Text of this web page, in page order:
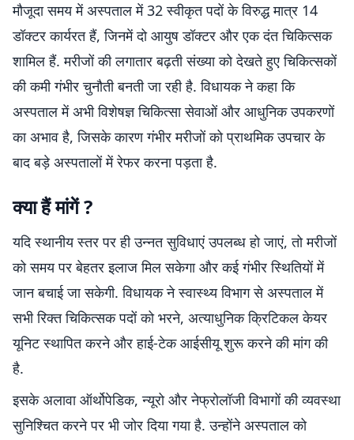
मौजूदा समय में अस्पताल में 32 स्वीकृत पदों के विरुद्ध मात्र 14
डॉक्टर कार्यरत हैं, जिनमें दो आयुष डॉक्टर और एक दंत चिकित्सक
शामिल हैं. मरीजों की लगातार बढ़ती संख्या को देखते हुए चिकित्सकों
की कमी गंभीर चुनौती बनती जा रही है. विधायक ने कहा कि
अस्पताल में अभी विशेषज्ञ चिकित्सा सेवाओं और आधुनिक उपकरणों
का अभाव है, जिसके कारण गंभीर मरीजों को प्राथमिक उपचार के
बाद बड़े अस्पतालों में रेफर करना पड़ता है.
क्या हैं मांगें ?
यदि स्थानीय स्तर पर ही उन्नत सुविधाएं उपलब्ध हो जाएं, तो मरीजों
को समय पर बेहतर इलाज मिल सकेगा और कई गंभीर स्थितियों में
जान बचाई जा सकेगी. विधायक ने स्वास्थ्य विभाग से अस्पताल में
सभी रिक्त चिकित्सक पदों को भरने, अत्याधुनिक क्रिटिकल केयर
यूनिट स्थापित करने और हाई-टेक आईसीयू शुरू करने की मांग की
है.
इसके अलावा ऑर्थोपेडिक, न्यूरो और नेफ्रोलॉजी विभागों की व्यवस्था
सुनिश्चित करने पर भी जोर दिया गया है. उन्होंने अस्पताल को